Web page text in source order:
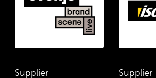
Supplier Supplier